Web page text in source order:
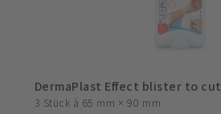
DermaPlast Effect blister to cut
3 Stück à 65 mm × 90 mm